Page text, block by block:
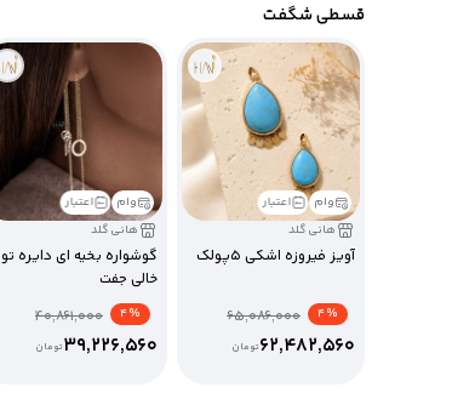
قسطی شگفت
وام
اعتبار
هانی گلد
آویز فیروزه اشکی 5پولک
% 4
65,086,000
62,482,560تومان
وام
اعتبار
هانی گلد
گوشواره بخیه ای دایره تو
خالی جفت
% 4
40,861,000
39,226,560تومان